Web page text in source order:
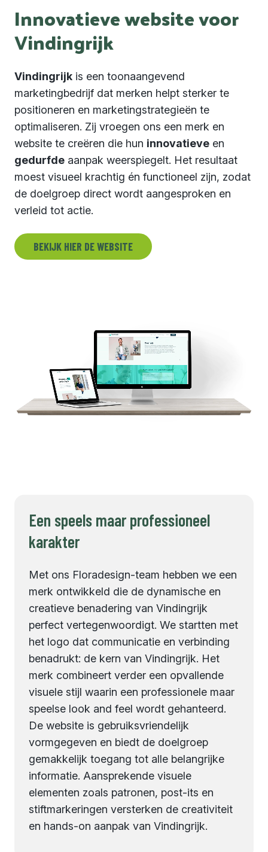
Innovatieve website voor
Vindingrijk
Vindingrijk is een toonaangevend
marketingbedrijf dat merken helpt sterker te
positioneren en marketingstrategieën te
optimaliseren. Zij vroegen ons een merk en
website te creëren die hun innovatieve en
gedurfde aanpak weerspiegelt. Het resultaat
moest visueel krachtig én functioneel zijn, zodat
de doelgroep direct wordt aangesproken en
verleid tot actie.
BEKIJK HIER DE WEBSITE
Een speels maar professioneel
karakter
Met ons Floradesign-team hebben we een
merk ontwikkeld die de dynamische en
creatieve benadering van Vindingrijk
perfect vertegenwoordigt. We startten met
het logo dat communicatie en verbinding
benadrukt: de kern van Vindingrijk. Het
merk combineert verder een opvallende
visuele stijl waarin een professionele maar
speelse look and feel wordt gehanteerd.
De website is gebruiksvriendelijk
vormgegeven en biedt de doelgroep
gemakkelijk toegang tot alle belangrijke
informatie. Aansprekende visuele
elementen zoals patronen, post-its en
stiftmarkeringen versterken de creativiteit
en hands-on aanpak van Vindingrijk.